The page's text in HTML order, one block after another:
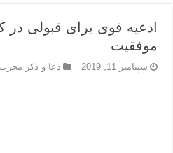
نماز حاجت برای کار گشایی- دعای
دعای رفع فقر و طلب رزق و روزی –
ادعیه قوی برای قبولی
موفقیت
سپتامبر 11, 2019 دعا و ذکر مجرب